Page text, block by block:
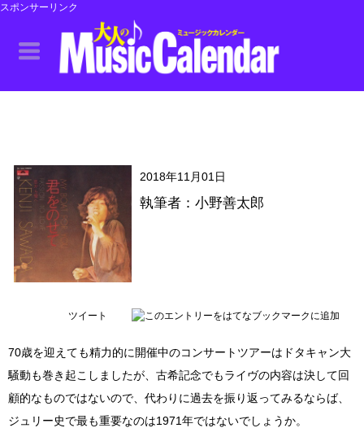
スポンサーリンク
2018年11月01日
執筆者：小野善太郎
ツイート
70歳を迎えても精力的に開催中のコンサートツアーはドタキャン大
騒動も巻き起こしましたが、古希記念でもライヴの内容は決して回
顧的なものではないので、代わりに過去を振り返ってみるならば、
ジュリー史で最も重要なのは1971年ではないでしょうか。